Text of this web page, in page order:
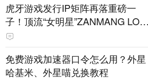
虎牙游戏发行IP矩阵再落重磅一
子！顶流“女明星”ZANMANG LOO
PY 正版3D消除手游《消消奇遇》
惊喜曝光
免费游戏加速器口令怎么用？外星
哈基米、外星喵兑换教程